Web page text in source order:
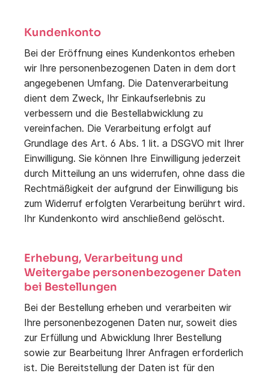
Kundenkonto
Bei der Eröffnung eines Kundenkontos erheben
wir Ihre personenbezogenen Daten in dem dort
angegebenen Umfang. Die Datenverarbeitung
dient dem Zweck, Ihr Einkaufserlebnis zu
verbessern und die Bestellabwicklung zu
vereinfachen. Die Verarbeitung erfolgt auf
Grundlage des Art. 6 Abs. 1 lit. a DSGVO mit Ihrer
Einwilligung. Sie können Ihre Einwilligung jederzeit
durch Mitteilung an uns widerrufen, ohne dass die
Rechtmäßigkeit der aufgrund der Einwilligung bis
zum Widerruf erfolgten Verarbeitung berührt wird.
Ihr Kundenkonto wird anschließend gelöscht.
Erhebung, Verarbeitung und
Weitergabe personenbezogener Daten
bei Bestellungen
Bei der Bestellung erheben und verarbeiten wir
Ihre personenbezogenen Daten nur, soweit dies
zur Erfüllung und Abwicklung Ihrer Bestellung
sowie zur Bearbeitung Ihrer Anfragen erforderlich
ist. Die Bereitstellung der Daten ist für den